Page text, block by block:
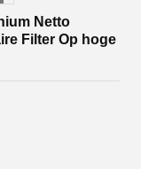
Netto
Filter Op hoge